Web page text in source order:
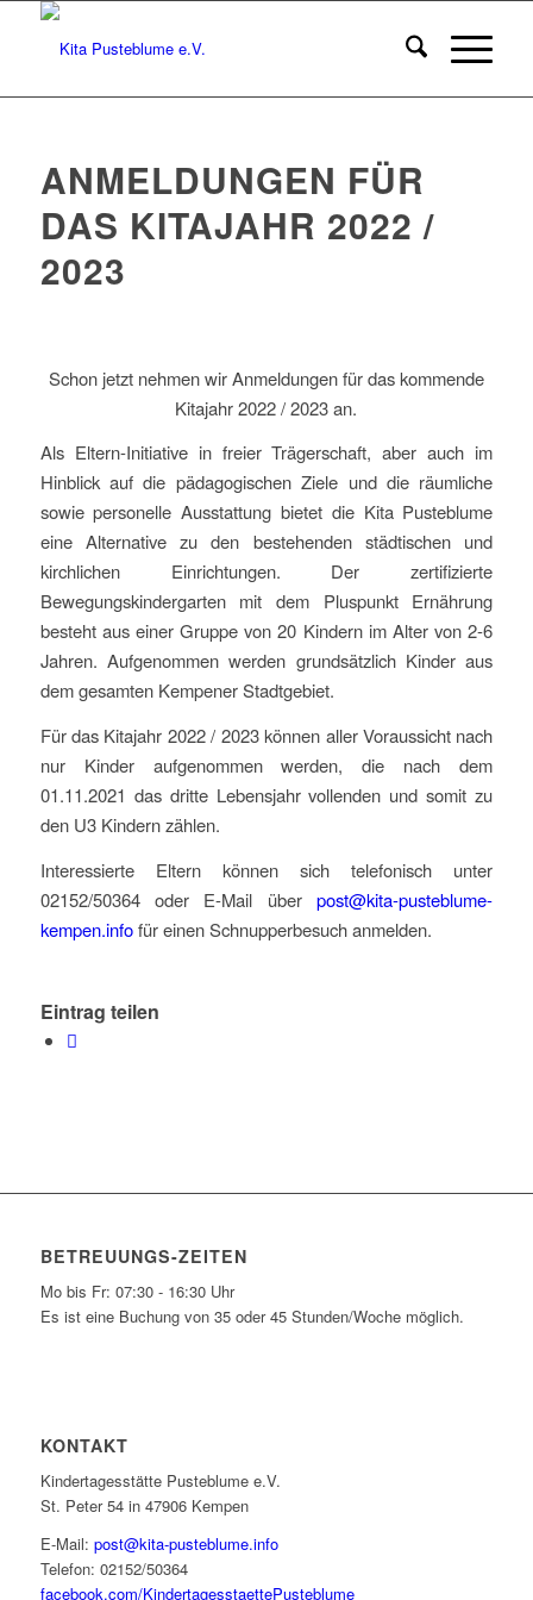
ANMELDUNGEN FÜR
DAS KITAJAHR 2022 /
2023
Schon jetzt nehmen wir Anmeldungen für das kommende
Kitajahr 2022 / 2023 an.
Als Eltern-Initiative in freier Trägerschaft, aber auch im
Hinblick auf die pädagogischen Ziele und die räumliche
sowie personelle Ausstattung bietet die Kita Pusteblume
eine Alternative zu den bestehenden städtischen und
kirchlichen Einrichtungen. Der zertifizierte
Bewegungskindergarten mit dem Pluspunkt Ernährung
besteht aus einer Gruppe von 20 Kindern im Alter von 2-6
Jahren. Aufgenommen werden grundsätzlich Kinder aus
dem gesamten Kempener Stadtgebiet.
Für das Kitajahr 2022 / 2023 können aller Voraussicht nach
nur Kinder aufgenommen werden, die nach dem
01.11.2021 das dritte Lebensjahr vollenden und somit zu
den U3 Kindern zählen.
Interessierte Eltern können sich telefonisch unter
02152/50364 oder E-Mail überpost@kita-pusteblume-
kempen.infofür einen Schnupperbesuch anmelden.
Eintrag teilen
BETREUUNGS-ZEITEN
Mo bis Fr: 07:30 - 16:30 Uhr
Es ist eine Buchung von 35 oder 45 Stunden/Woche möglich.
KONTAKT
Kindertagesstätte Pusteblume e.V.
St. Peter 54 in 47906 Kempen
E-Mail: post@kita-pusteblume.info
Telefon: 02152/50364
facebook.com/KindertagesstaettePusteblume